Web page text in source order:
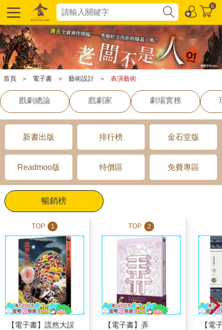
0
首頁 ＞ 電子書 ＞ 藝術設計 ＞ 表演藝術
戲劇總論 戲劇家 劇場實務
新書出版 排行榜 金石堂版
Readmoo版 特價區 免費專區
暢銷榜
TOP 1
【電子書】謊然大誤
TOP 2
【電子書】弄
【電